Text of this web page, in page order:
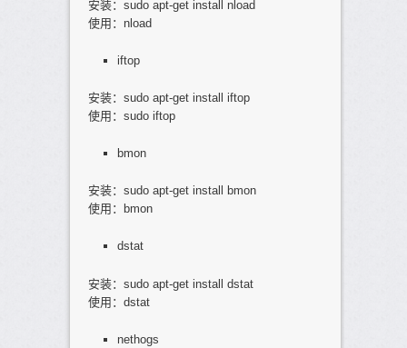
安装：sudo apt-get install nload
使用：nload
iftop
安装：sudo apt-get install iftop
使用：sudo iftop
bmon
安装：sudo apt-get install bmon
使用：bmon
dstat
安装：sudo apt-get install dstat
使用：dstat
nethogs